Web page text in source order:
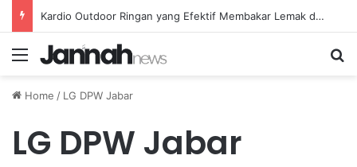
Kardio Outdoor Ringan yang Efektif Membakar Lemak dan Menyegarkan Tubuh Anda
Menu
Home / LG DPW Jabar
LG DPW Jabar